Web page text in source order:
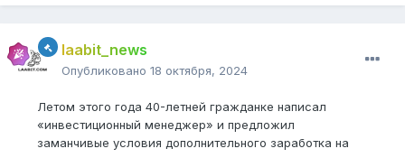
laabit_news
Опубликовано 18 октября, 2024
Летом этого года 40-летней гражданке написал
«инвестиционный менеджер» и предложил
заманчивые условия дополнительного заработка на